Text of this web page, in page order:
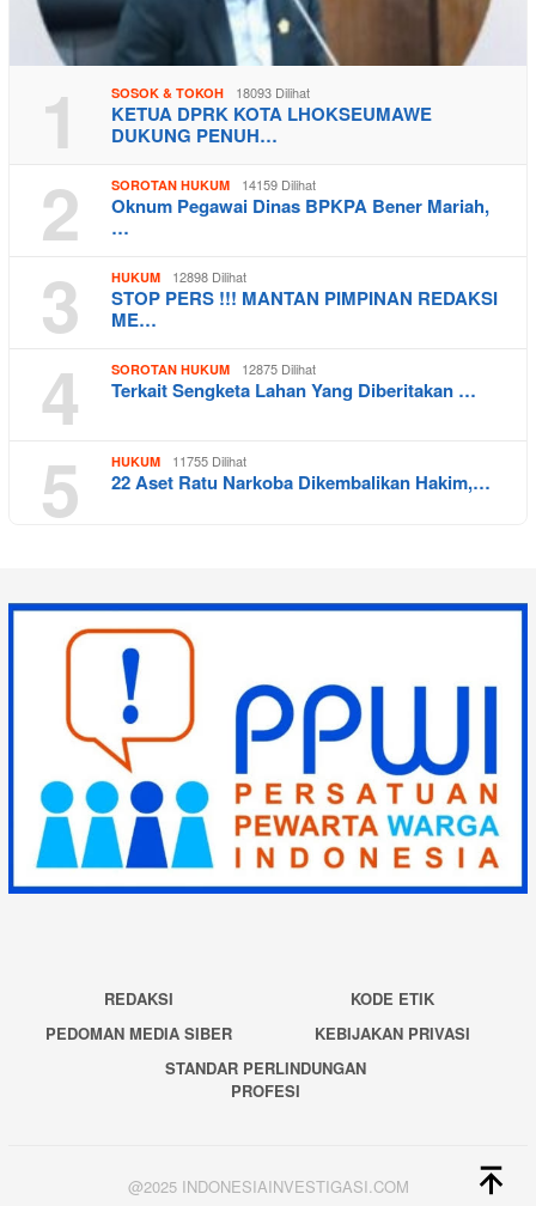
1 SOSOK & TOKOH 18093 Dilihat
KETUA DPRK KOTA LHOKSEUMAWE
DUKUNG PENUH…
2 SOROTAN HUKUM 14159 Dilihat
Oknum Pegawai Dinas BPKPA Bener Mariah,
…
3 HUKUM 12898 Dilihat
STOP PERS !!! MANTAN PIMPINAN REDAKSI
ME…
4 SOROTAN HUKUM 12875 Dilihat
Terkait Sengketa Lahan Yang Diberitakan …
5 HUKUM 11755 Dilihat
22 Aset Ratu Narkoba Dikembalikan Hakim,…
REDAKSI
KODE ETIK
PEDOMAN MEDIA SIBER
KEBIJAKAN PRIVASI
STANDAR PERLINDUNGAN
PROFESI
@2025 INDONESIAINVESTIGASI.COM